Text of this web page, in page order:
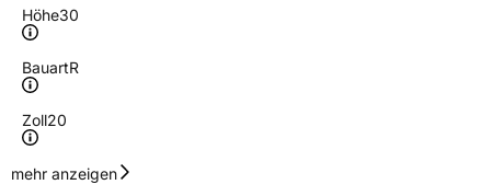
Höhe30
BauartR
Zoll20
Geschwindigkeitsindex
mehr anzeigen